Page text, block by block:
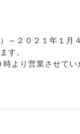
～２０２１年１月
す。
より営業させてい